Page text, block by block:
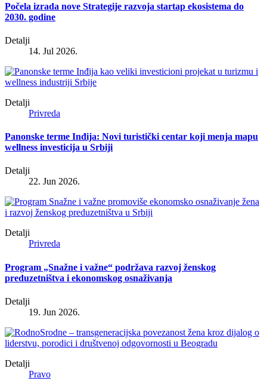
Počela izrada nove Strategije razvoja startap ekosistema do
2030. godine
Detalji
14. Jul 2026.
Detalji
Privreda
Panonske terme Inđija: Novi turistički centar koji menja mapu
wellness investicija u Srbiji
Detalji
22. Jun 2026.
Detalji
Privreda
Program „Snažne i važne“ podržava razvoj ženskog
preduzetništva i ekonomskog osnaživanja
Detalji
19. Jun 2026.
Detalji
Pravo